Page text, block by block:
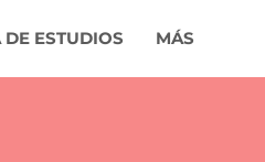
ESTUDIOS MÁS